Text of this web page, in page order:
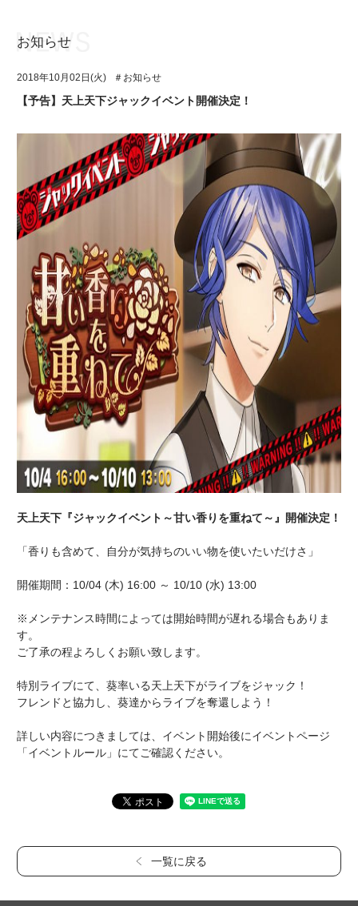
アプリゲーム
イベント・キャンペーン
ミュージック
グッズ・本
ギャラリー
ユニット&キャラクター
アプリゲーム
イベント・キャンペーン
ミュージック
グッズ・本
ギャラリー
お知らせ
2018年10月02日(火) ＃お知らせ
【予告】天上天下ジャックイベント開催決定！
天上天下『ジャックイベント～甘い香りを重ねて～』開催決定！
「香りも含めて、自分が気持ちのいい物を使いたいだけさ」
開催期間：10/04 (木) 16:00 ～ 10/10 (水) 13:00
※メンテナンス時間によっては開始時間が遅れる場合もありま
す。
ご了承の程よろしくお願い致します。
特別ライブにて、葵率いる天上天下がライブをジャック！
フレンドと協力し、葵達からライブを奪還しよう！
詳しい内容につきましては、イベント開始後にイベントページ
「イベントルール」にてご確認ください。
一覧に戻る